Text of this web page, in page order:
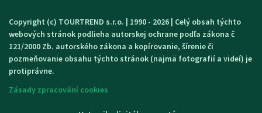
Copyright (c) TOURTREND s.r.o. | 1990 - 2026 | Celý obsah týchto
webových stránok podlieha autorskej ochrane podľa zákona č
121/2000 Zb. autorského zákona a kopírovanie, šírenie či
pozmeňovanie obsahu týchto stránok (najmä fotografií a videí) je
protiprávne.
Zásady zpracování cookies